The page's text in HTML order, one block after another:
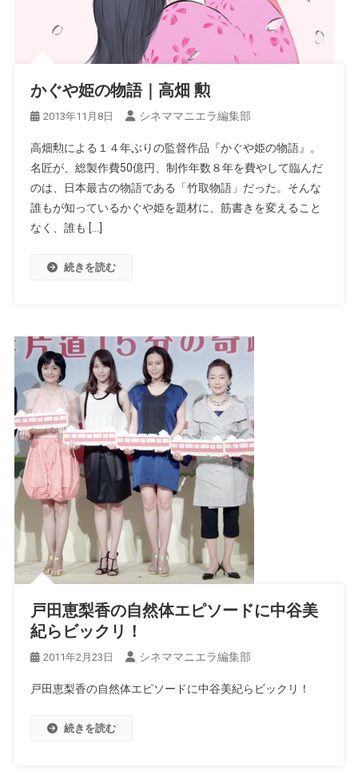
かぐや姫の物語｜高畑 勲
2013年11月8日 シネママニエラ編集部
高畑勲による１４年ぶりの監督作品『かぐや姫の物語』。
名匠が、総製作費50億円、制作年数８年を費やして臨んだ
のは、日本最古の物語である「竹取物語」だった。そんな
誰もが知っているかぐや姫を題材に、筋書きを変えること
なく、誰も […]
続きを読む
戸田恵梨香の自然体エピソードに中谷美
紀らビックリ！
2011年2月23日 シネママニエラ編集部
戸田恵梨香の自然体エピソードに中谷美紀らビックリ！
続きを読む